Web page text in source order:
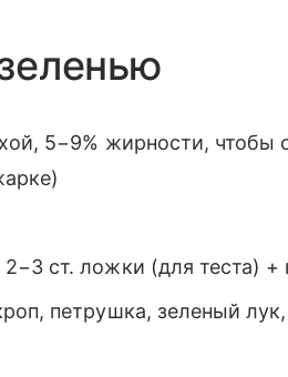
5−9% жирности,
ст. ложки (для теста) +
петрушка, зеленый